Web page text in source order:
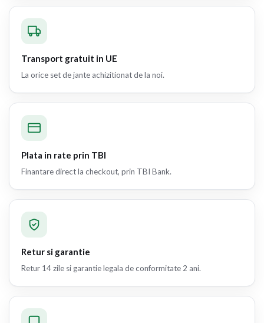
Transport gratuit in UE
La orice set de jante achizitionat de la noi.
Plata in rate prin TBI
Finantare direct la checkout, prin TBI Bank.
Retur si garantie
Retur 14 zile si garantie legala de conformitate 2 ani.